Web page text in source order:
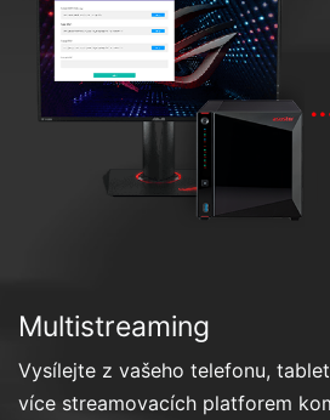
Multistreaming
Vysílejte z vašeho telefonu,
více streamovacích platforem